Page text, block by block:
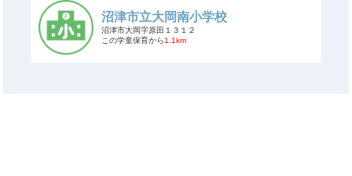
沼津市立大岡南小学校
沼津市大岡字原田１３１２
この学童保育から1.1km